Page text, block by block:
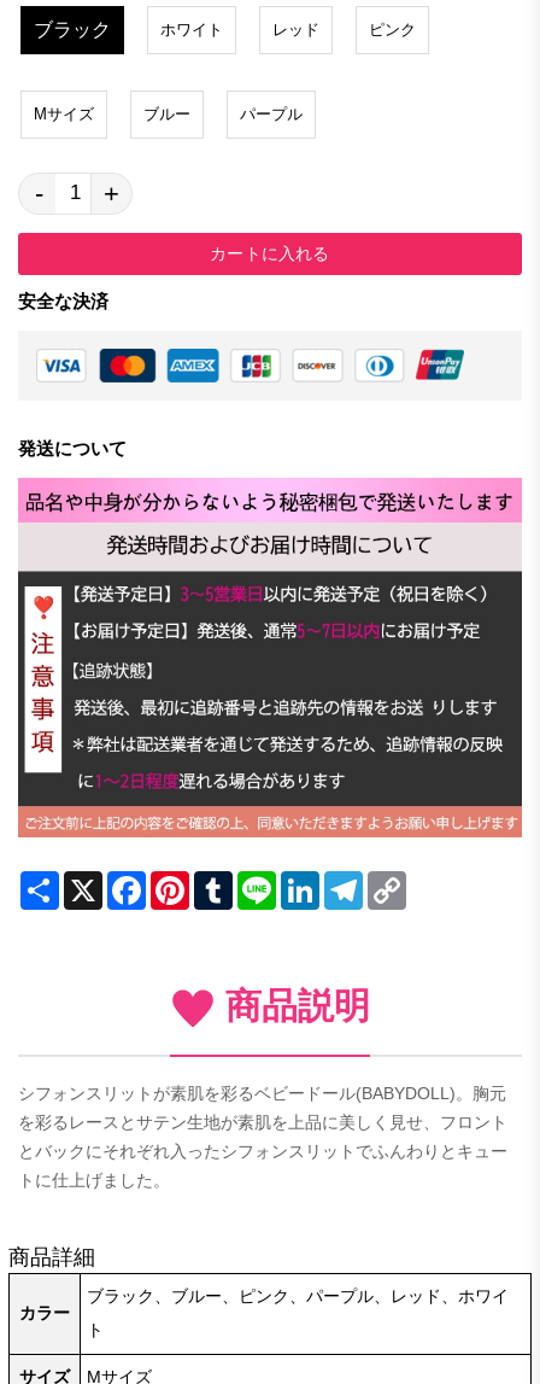
ブラック ホワイト レッド ピンク
Mサイズ ブルー パープル
- +
カートに入れる
安全な決済
発送について
Share X FacebookPinterestTumblrLine LinkedInTelegram
商品説明
シフォンスリットが素肌を彩るベビードール(BABYDOLL)。胸元
を彩るレースとサテン生地が素肌を上品に美しく見せ、フロント
とバックにそれぞれ入ったシフォンスリットでふんわりとキュー
トに仕上げました。
商品詳細
カラー
ブラック、ブルー、ピンク、パープル、レッド、ホワイ
ト
サイズ Mサイズ